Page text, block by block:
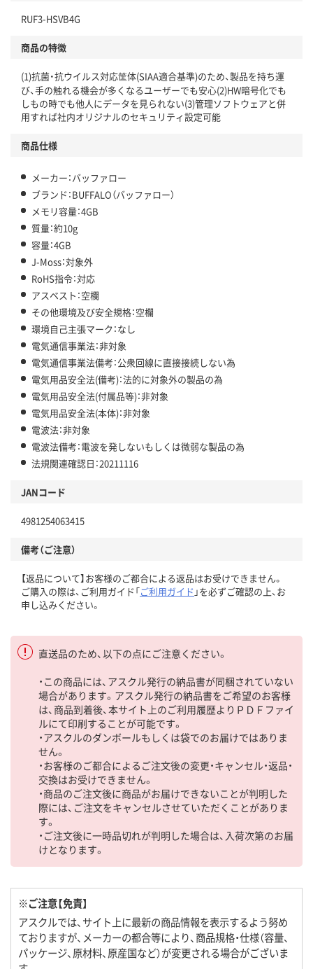
RUF3-HSVB4G
商品の特徴
(1)抗菌・抗ウイルス対応筐体(SIAA適合基準)のため、製品を持ち運
び、手の触れる機会が多くなるユーザーでも安心(2)HW暗号化でも
しもの時でも他人にデータを見られない(3)管理ソフトウェアと併
用すれば社内オリジナルのセキュリティ設定可能
商品仕様
メーカー：バッファロー
ブランド：BUFFALO（バッファロー）
メモリ容量：4GB
質量：約10g
容量：4GB
J-Moss：対象外
RoHS指令：対応
アスベスト：空欄
その他環境及び安全規格：空欄
環境自己主張マーク：なし
電気通信事業法：非対象
電気通信事業法備考：公衆回線に直接接続しない為
電気用品安全法(備考)：法的に対象外の製品の為
電気用品安全法(付属品等)：非対象
電気用品安全法(本体)：非対象
電波法：非対象
電波法備考：電波を発しないもしくは微弱な製品の為
法規関連確認日：20211116
JANコード
4981254063415
備考（ご注意）
【返品について】お客様のご都合による返品はお受けできません。
ご購入の際は、ご利用ガイド「ご利用ガイド 」を必ずご確認の上、お
申し込みください。
直送品のため、以下の点にご注意ください。
・この商品には、アスクル発行の納品書が同梱されていない
場合があります。アスクル発行の納品書をご希望のお客様
は、商品到着後、本サイト上のご利用履歴よりＰＤＦファイ
ルにて印刷することが可能です。
・アスクルのダンボールもしくは袋でのお届けではありま
せん。
・お客様のご都合によるご注文後の変更・キャンセル・返品・
交換はお受けできません。
・商品のご注文後に商品がお届けできないことが判明した
際には、ご注文をキャンセルさせていただくことがありま
す。
・ご注文後に一時品切れが判明した場合は、入荷次第のお届
けとなります。
※ご注意【免責】
アスクルでは、サイト上に最新の商品情報を表示するよう努め
ておりますが、メーカーの都合等により、商品規格・仕様（容量、
パッケージ、原材料、原産国など）が変更される場合がございま